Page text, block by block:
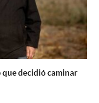
decidió caminar